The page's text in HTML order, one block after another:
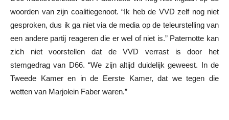
woorden van zijn coalitiegenoot. “Ik heb de VVD zelf nog niet
gesproken, dus ik ga niet via de media op de teleurstelling van
een andere partij reageren die er wel of niet is.” Paternotte kan
zich niet voorstellen dat de VVD verrast is door het
stemgedrag van D66. “We zijn altijd duidelijk geweest. In de
Tweede Kamer en in de Eerste Kamer, dat we tegen die
wetten van Marjolein Faber waren.”